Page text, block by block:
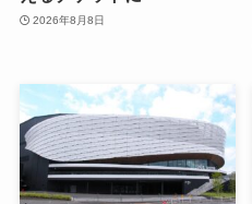
やパトカーの職業体験でス
2026年8月8日